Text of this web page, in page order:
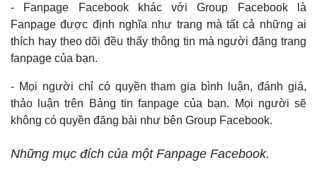
- Fanpage Facebook khác với Group Facebook là
Fanpage được định nghĩa như trang mà tất cả những ai
thích hay theo dõi đều thấy thông tin mà người đăng trang
fanpage của bạn.
- Mọi người chỉ có quyền tham gia bình luận, đánh giá,
thảo luận trên Bảng tin fanpage của bạn. Mọi người sẽ
không có quyền đăng bài như bên Group Facebook.
Những mục đích của một Fanpage Facebook.